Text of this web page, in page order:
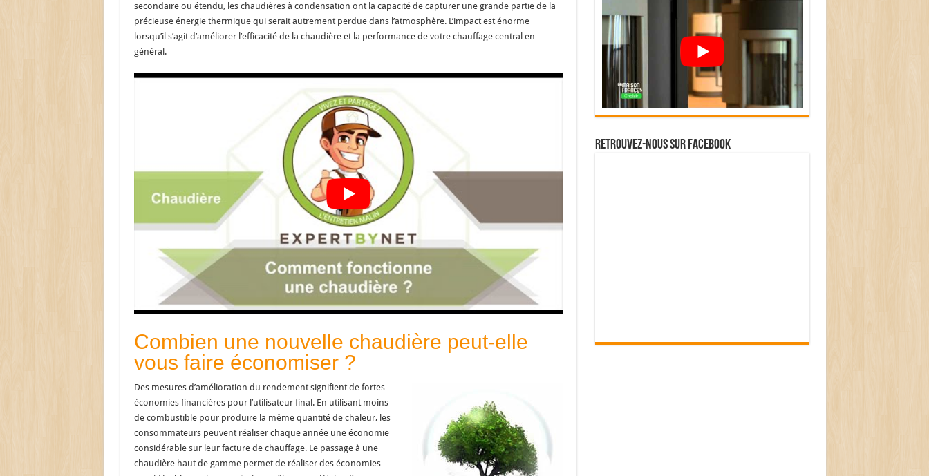
secondaire ou étendu, les chaudières à condensation ont la capacité de capturer une grande partie de la
précieuse énergie thermique qui serait autrement perdue dans l’atmosphère. L’impact est énorme
lorsqu’il s’agit d’améliorer l’efficacité de la chaudière et la performance de votre chauffage central en
général.
Combien une nouvelle chaudière peut-elle
vous faire économiser ?
Des mesures d’amélioration du rendement signifient de fortes
économies financières pour l’utilisateur final. En utilisant moins
de combustible pour produire la même quantité de chaleur, les
consommateurs peuvent réaliser chaque année une économie
considérable sur leur facture de chauffage. Le passage à une
chaudière haut de gamme permet de réaliser des économies
Retrouvez-nous sur Facebook